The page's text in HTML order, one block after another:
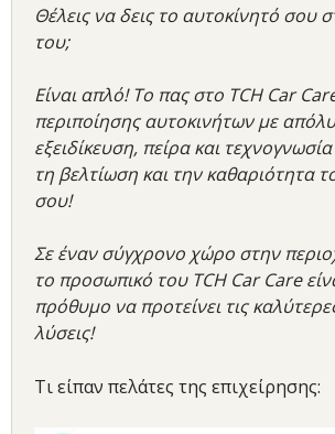
Θέλεις να δεις το αυτοκίνητό σου
του;
Είναι απλό! Το πας στο TCH Car
περιποίησης αυτοκινήτων με
εξειδίκευση, πείρα και
τη βελτίωση και την καθαριότητα
σου!
Σε έναν σύγχρονο χώρο στην
το προσωπικό του TCH Car Care
πρόθυμο να προτείνει τις
λύσεις!
Τι είπαν πελάτες της επιχείρησης: